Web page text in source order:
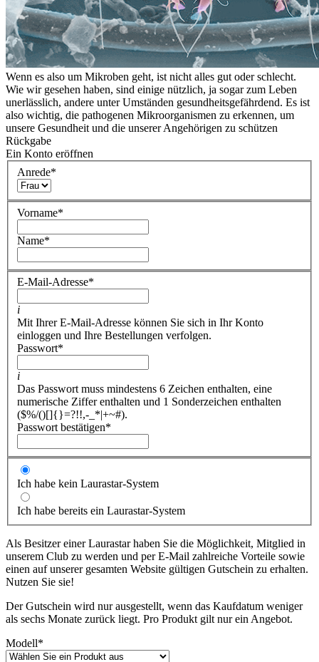
Wenn es also um Mikroben geht, ist nicht alles gut oder schlecht.
Wie wir gesehen haben, sind einige nützlich, ja sogar zum Leben
unerlässlich, andere unter Umständen gesundheitsgefährdend. Es ist
also wichtig, die pathogenen Mikroorganismen zu erkennen, um
unsere Gesundheit und die unserer Angehörigen zu schützen
Rückgabe
Ein Konto eröffnen
Anrede*
Vorname*
Name*
E-Mail-Adresse*
i
Mit Ihrer E-Mail-Adresse können Sie sich in Ihr Konto
einloggen und Ihre Bestellungen verfolgen.
Passwort*
i
Das Passwort muss mindestens 6 Zeichen enthalten, eine
numerische Ziffer enthalten und 1 Sonderzeichen enthalten
($%/()[]{}=?!!,-_*|+~#).
Passwort bestätigen*
Ich habe kein Laurastar-System
Ich habe bereits ein Laurastar-System
Als Besitzer einer Laurastar haben Sie die Möglichkeit, Mitglied in
unserem Club zu werden und per E-Mail zahlreiche Vorteile sowie
einen auf unserer gesamten Website gültigen Gutschein zu erhalten.
Nutzen Sie sie!
Der Gutschein wird nur ausgestellt, wenn das Kaufdatum weniger
als sechs Monate zurück liegt. Pro Produkt gilt nur ein Angebot.
Modell*